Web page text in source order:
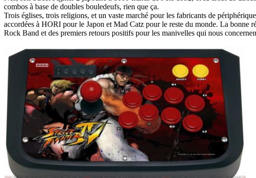
combos à base de doubles bouledeufs, rien que ça.
Trois églises, trois religions, et un vaste marché pour les fabricants de
accordées à HORI pour le Japon et Mad Catz pour le reste du monde. La bonne
Rock Band et des premiers retours positifs pour les manivelles qui nous